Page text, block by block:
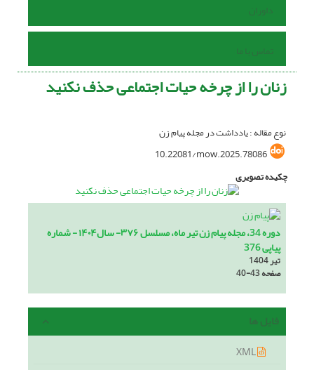
داوران
تماس با ما
زنان را از چرخه حیات اجتماعی حذف نکنید
نوع مقاله : یادداشت در مجله پیام زن
10.22081/mow.2025.78086
چکیده تصویری
دوره 34، مجله پیام زن تیر ماه، مسلسل ۳۷۶- سال۱۴۰۴ - شماره
پیاپی 376
تیر 1404
صفحه40-43
فایل ها